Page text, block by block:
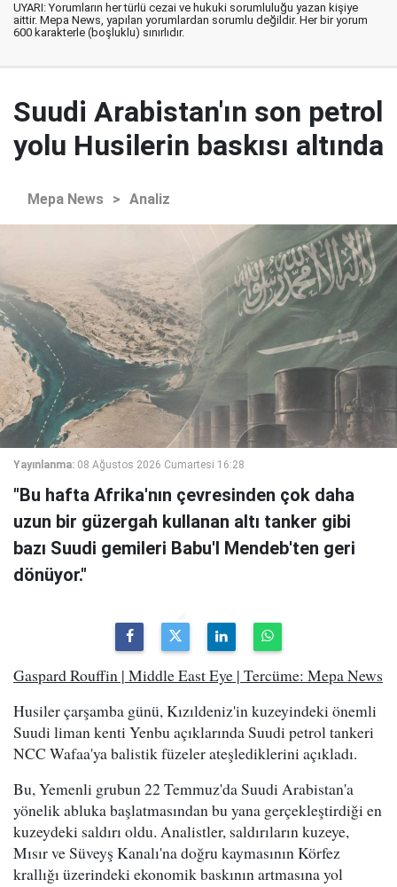
UYARI: Yorumların her türlü cezai ve hukuki sorumluluğu yazan kişiye
aittir. Mepa News, yapılan yorumlardan sorumlu değildir. Her bir yorum
600 karakterle (boşluklu) sınırlıdır.
Suudi Arabistan'ın son petrol
yolu Husilerin baskısı altında
Mepa News > Analiz
Yayınlanma: 08 Ağustos 2026 Cumartesi 16:28
"Bu hafta Afrika'nın çevresinden çok daha
uzun bir güzergah kullanan altı tanker gibi
bazı Suudi gemileri Babu'l Mendeb'ten geri
dönüyor."
Gaspard Rouffin | Middle East Eye | Tercüme: Mepa News
Husiler çarşamba günü, Kızıldeniz'in kuzeyindeki önemli
Suudi liman kenti Yenbu açıklarında Suudi petrol tankeri
NCC Wafaa'ya balistik füzeler ateşlediklerini açıkladı.
Bu, Yemenli grubun 22 Temmuz'da Suudi Arabistan'a
yönelik abluka başlatmasından bu yana gerçekleştirdiği en
kuzeydeki saldırı oldu. Analistler, saldırıların kuzeye,
Mısır ve Süveyş Kanalı'na doğru kaymasının Körfez
krallığı üzerindeki ekonomik baskının artmasına yol